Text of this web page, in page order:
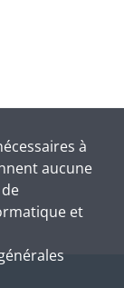
à
aucune
et